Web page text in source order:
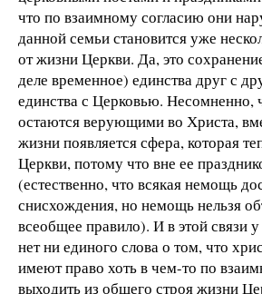
что по взаимному согласию они
данной семьи становится уже
от жизни Церкви. Да, это
деле временное) единства друг с
единства с Церковью. Несомненно,
остаются верующими во Христа,
жизни появляется сфера, которая
Церкви, потому что вне ее
(естественно, что всякая немощь
снисхождения, но немощь нельзя
всеобщее правило). И в этой связи
нет ни единого слова о том, что
имеют право хоть в чем-то по
выходить из общего строя жизни